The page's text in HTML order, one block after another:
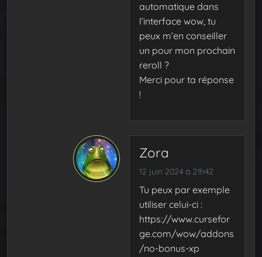
automatique dans
l’interface wow, tu
peux m’en conseiller
un pour mon prochain
reroll ?
Merci pour ta réponse
!
Zora
12 juin 2024 à 21h42
Tu peux par exemple
utiliser celui-ci :
https://www.cursefor
ge.com/wow/addons
/no-bonus-xp